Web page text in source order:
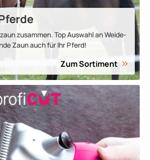
zu­sammen. Top Aus­wahl an Weide­
Zaun auch für Ihr Pferd!
Zum Sortiment